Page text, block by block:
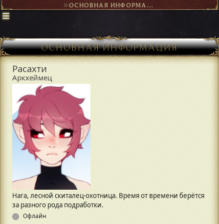
► ОСНОВНАЯ ИНФОРМАЦИЯ
ОСНОВНАЯ ИНФОРМАЦИЯ
Расахти
Аркхеймец
Нага, лесной скиталец-охотница. Время от времени берётся
за разного рода подработки.
Офлайн